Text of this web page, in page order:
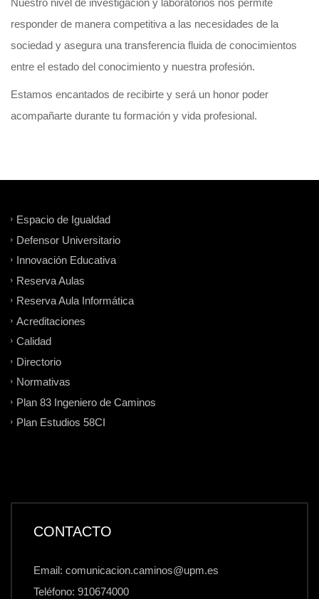
Nuestro nivel de investigación y laboratorios nos permite
responder de manera competitiva a las necesidades de la
sociedad y asegura una transferencia fluida de conocimientos
entre el estado del conocimiento y nuestra profesión.
Estamos encantados de recibirte y será un honor poder
acompañarte durante tu formación y vida profesional.
Espacio de Igualdad
Defensor Universitario
Innovación Educativa
Reserva Aulas
Reserva Aula Informática
Acreditaciones
Calidad
Directorio
Normativas
Plan 83 Ingeniero de Caminos
Plan Estudios 58CI
CONTACTO
Email: comunicacion.caminos@upm.es
Teléfono: 910674000